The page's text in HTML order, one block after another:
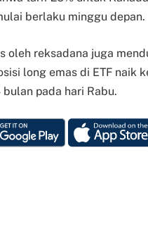
berlaku minggu depan.
oleh reksadana juga
long emas di ETF naik
pada hari Rabu.